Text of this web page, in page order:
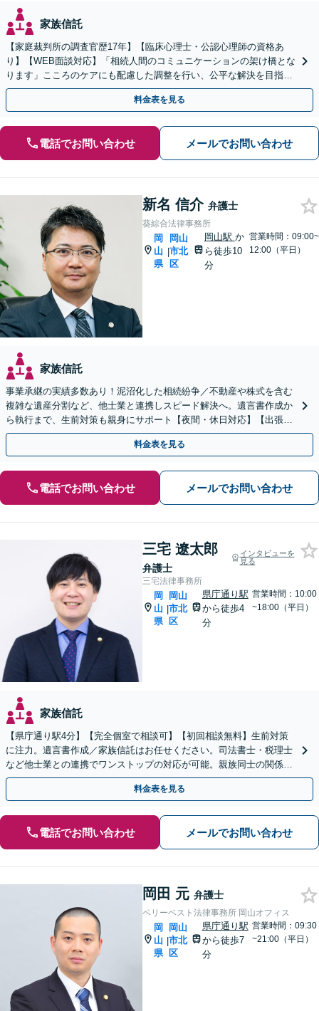
家族信託
【家庭裁判所の調査官歴17年】【臨床心理士・公認心理師の資格あ
り】【WEB面談対応】「相続人間のコミュニケーションの架け橋とな
ります」こころのケアにも配慮した調整を行い、公平な解決を目指し
ます「成年後見・未成年後見のご相談にも対応」
料金表を見る
電話でお問い合わせ メールでお問い合わせ
新名 信介 弁護士
葵綜合法律事務所
岡
山
県
|
岡山
市北
区
岡山駅 か
ら徒歩10
分
営業時間：09:00~
12:00（平日）
家族信託
事業承継の実績多数あり！泥沼化した相続紛争／不動産や株式を含む
複雑な遺産分割など、他士業と連携しスピード解決へ。遺言書作成か
ら執行まで、生前対策も親身にサポート【夜間・休日対応】【出張サ
ポート】【岡山駅10分】
料金表を見る
電話でお問い合わせ メールでお問い合わせ
三宅 遼太郎
弁護士
インタビューを
見る
三宅法律事務所
岡
山
県
|
岡山
市北
区
県庁通り駅
から徒歩4
分
営業時間：10:00
~18:00（平日）
家族信託
【県庁通り駅4分】【完全個室で相談可】【初回相談無料】生前対策
に注力。遺言書作成／家族信託はお任せください。司法書士・税理士
など他士業との連携でワンストップの対応が可能。親族同士の関係を
守るためにも、お早めにご相談を。【夜間・休日相談可能】
料金表を見る
電話でお問い合わせ メールでお問い合わせ
岡田 元 弁護士
ベリーベスト法律事務所 岡山オフィス
岡
山
県
|
岡山
市北
区
県庁通り駅
から徒歩7
分
営業時間：09:30
~21:00（平日）